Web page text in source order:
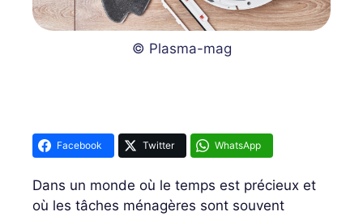
© Plasma-mag
Facebook Twitter WhatsApp
Dans un monde où le temps est précieux et
où les tâches ménagères sont souvent